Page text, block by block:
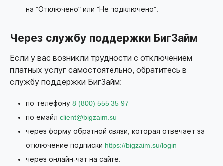
на "Отключено" или "Не подключено".
Через службу поддержки БигЗайм
Если у вас возникли трудности с отключением
платных услуг самостоятельно, обратитесь в
службу поддержки БигЗайм:
по телефону 8 (800) 555 35 97
по емайл client@bigzaim.su
через форму обратной связи, которая отвечает за
отключение подписки https://bigzaim.su/login
через онлайн-чат на сайте.